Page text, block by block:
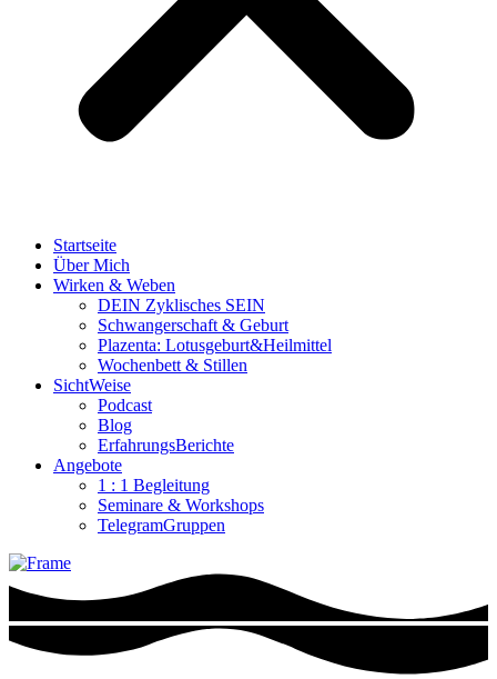
Startseite
Über Mich
Wirken & Weben
DEIN Zyklisches SEIN
Schwangerschaft & Geburt
Plazenta: Lotusgeburt&Heilmittel
Wochenbett & Stillen
SichtWeise
Podcast
Blog
ErfahrungsBerichte
Angebote
1 : 1 Begleitung
Seminare & Workshops
TelegramGruppen